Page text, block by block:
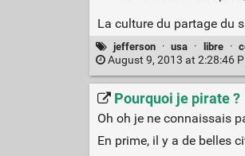
La culture du partage du
jefferson · usa · libre ·
August 9, 2013 at 2:28:46
Pourquoi je pirate ?
Oh oh je ne connaissais
En prime, il y a de belles